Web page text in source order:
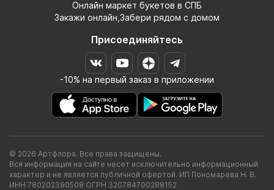
Онлайн маркет букетов в СПБ
Закажи онлайн,Забери рядом с домом
Присоединяйтесь
-10% на первый заказ в приложении
© 2026 Артфлора. Все права защищены.
Вся информация на сайте несет исключительно информационный
характер и не является публичной офертой. ИП Пономарева Н. В.
ИНН 780202390508 ОГРН 320784700288152